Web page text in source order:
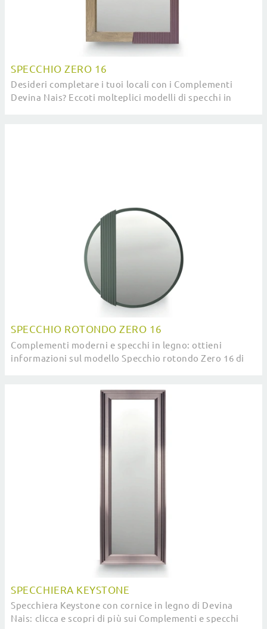
SPECCHIO ZERO 16
Desideri completare i tuoi locali con i Complementi
Devina Nais? Eccoti molteplici modelli di specchi in
SPECCHIO ROTONDO ZERO 16
Complementi moderni e specchi in legno: ottieni
informazioni sul modello Specchio rotondo Zero 16 di
SPECCHIERA KEYSTONE
Specchiera Keystone con cornice in legno di Devina
Nais: clicca e scopri di più sui Complementi e specchi